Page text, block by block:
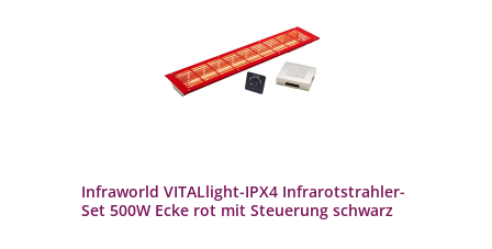
Infraworld VITALlight-IPX4 Infrarotstrahler-
Set 500W Ecke rot mit Steuerung schwarz